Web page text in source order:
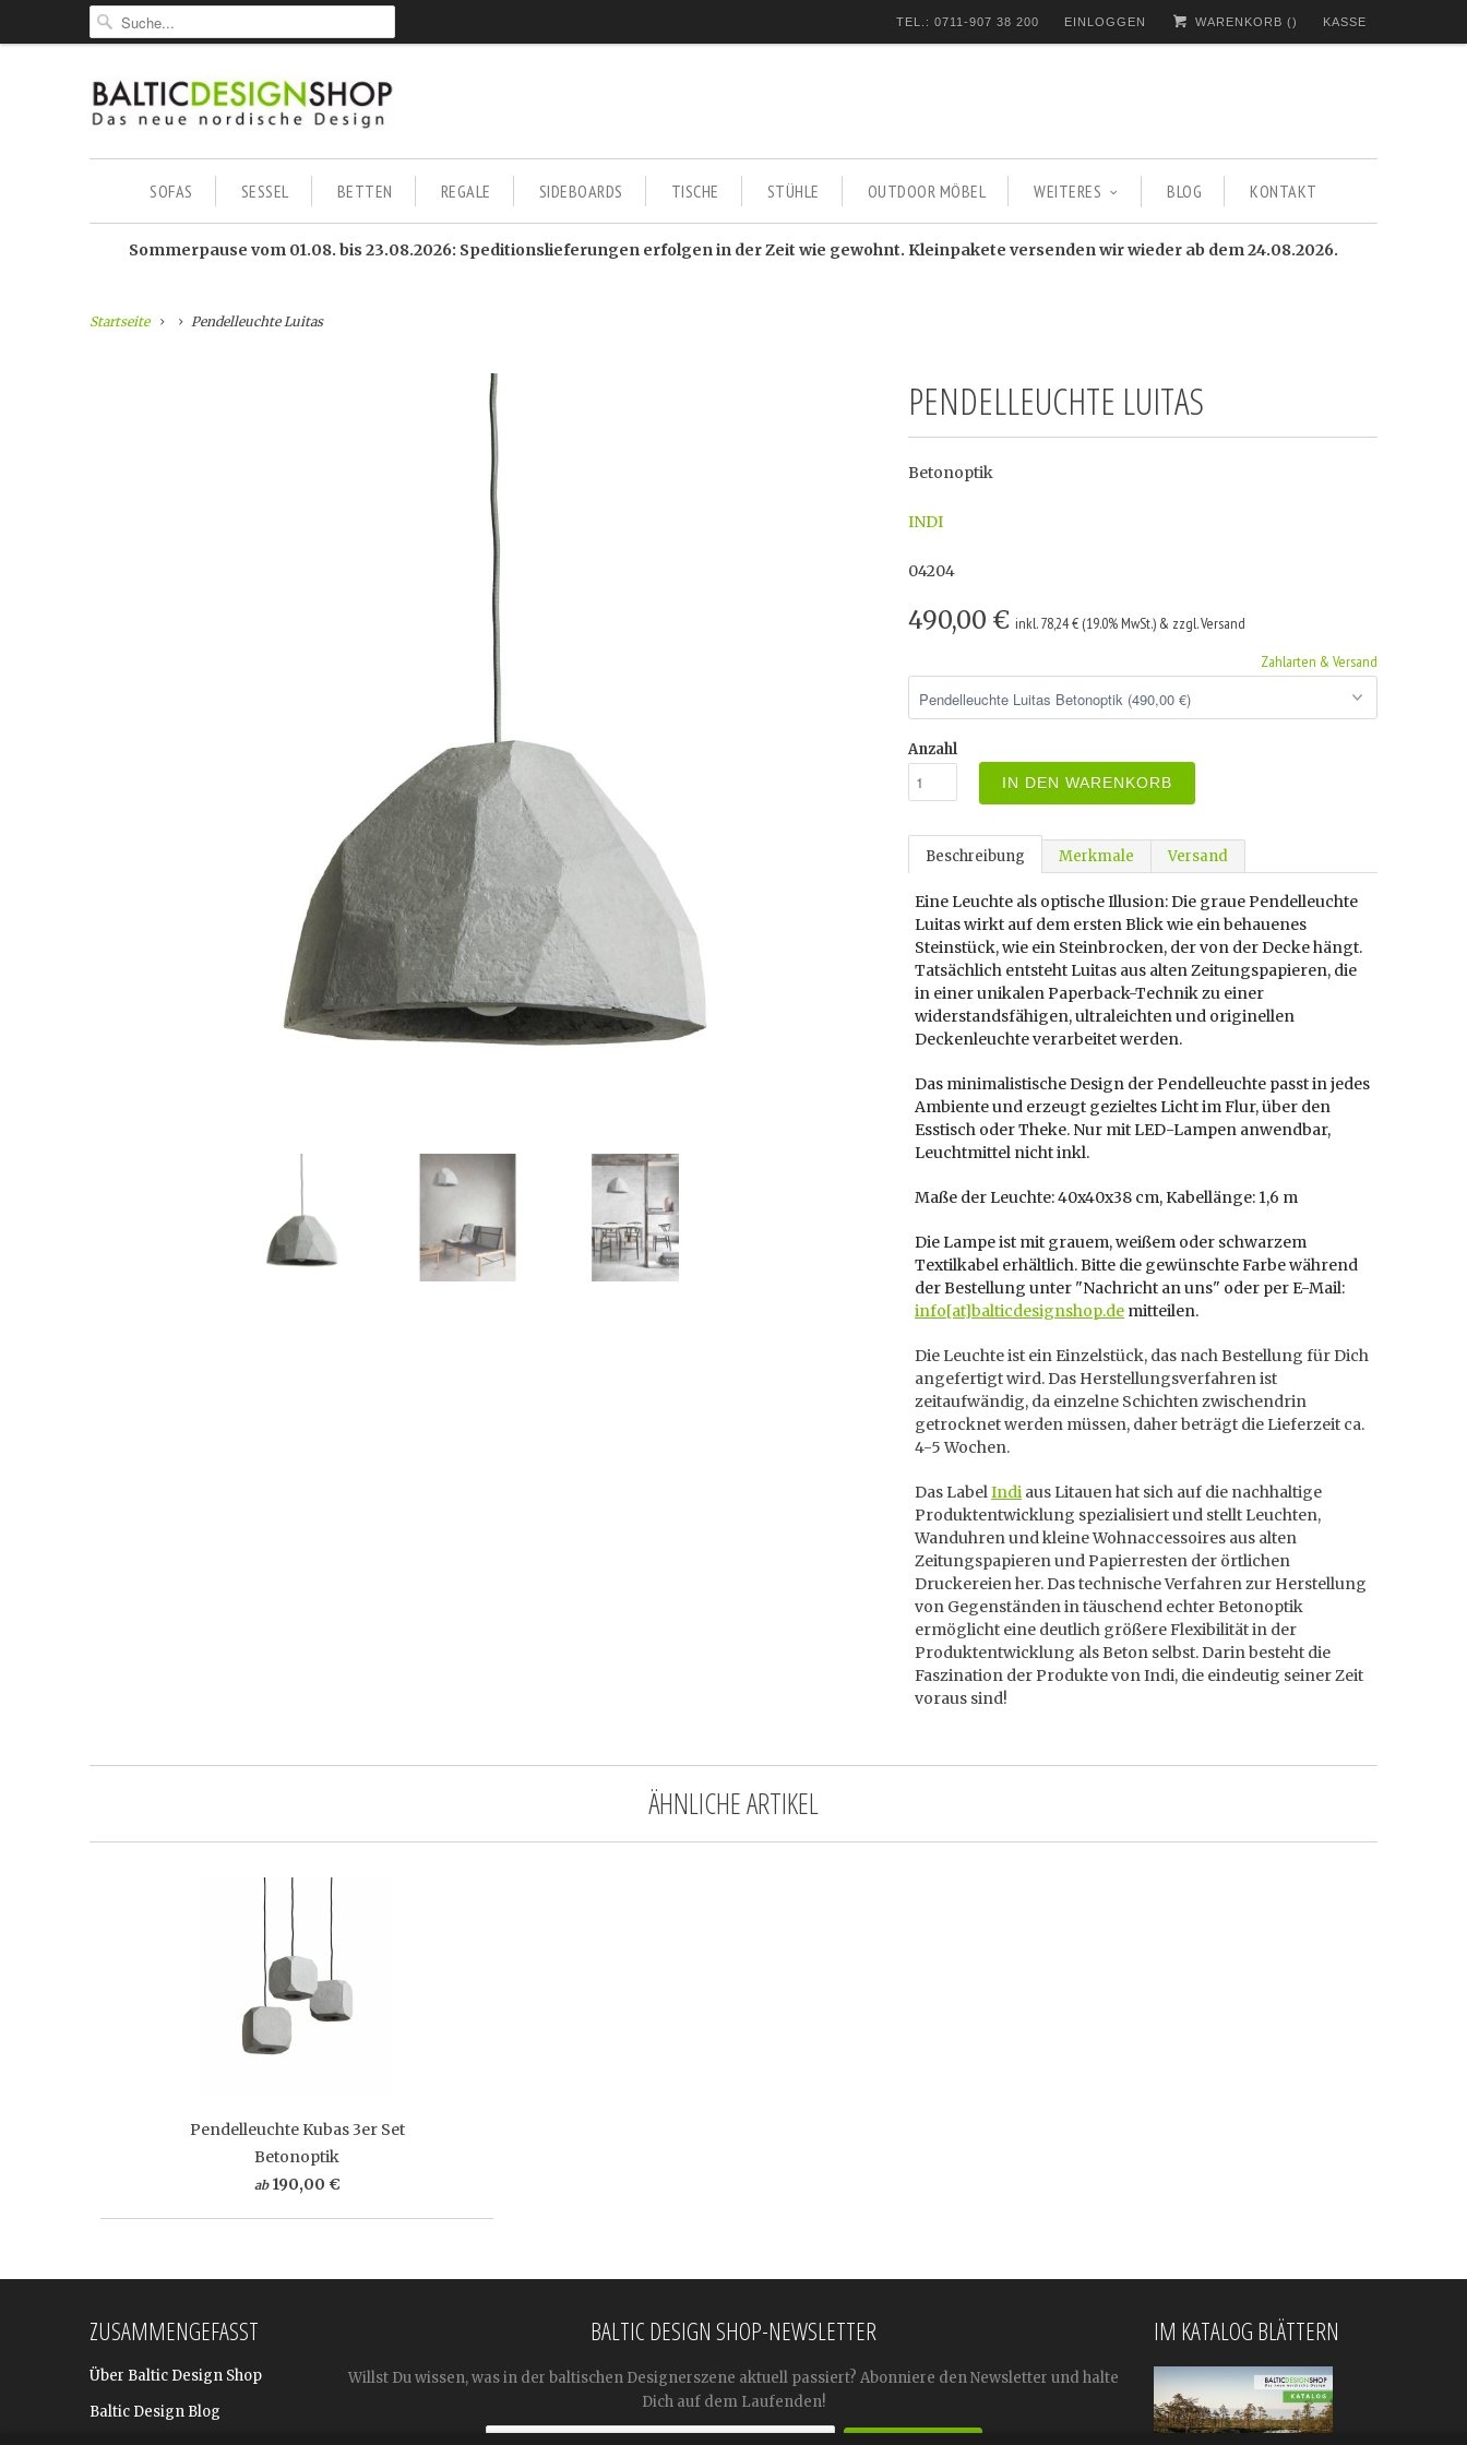
TEL.: 0711-907 38 200 EINLOGGEN WARENKORB () KASSE
SOFAS SESSEL BETTEN REGALE SIDEBOARDS TISCHE STÜHLE OUTDOOR MÖBEL WEITERES BLOG KONTAKT
Sommerpause vom 01.08. bis 23.08.2026: Speditionslieferungen erfolgen in der Zeit wie gewohnt. Kleinpakete versenden wir wieder ab dem 24.08.2026.
Startseite Pendelleuchte Luitas
PENDELLEUCHTE LUITAS
Betonoptik
INDI
04204
490,00 € inkl. 78,24 € (19.0% MwSt.) & zzgl. Versand
Zahlarten & Versand
Anzahl
IN DEN WARENKORB
Beschreibung Merkmale Versand
Eine Leuchte als optische Illusion: Die graue Pendelleuchte
Luitas wirkt auf dem ersten Blick wie ein behauenes
Steinstück, wie ein Steinbrocken, der von der Decke hängt.
Tatsächlich entsteht Luitas aus alten Zeitungspapieren, die
in einer unikalen Paperback-Technik zu einer
widerstandsfähigen, ultraleichten und originellen
Deckenleuchte verarbeitet werden.
Das minimalistische Design der Pendelleuchte passt in jedes
Ambiente und erzeugt gezieltes Licht im Flur, über den
Esstisch oder Theke. Nur mit LED-Lampen anwendbar,
Leuchtmittel nicht inkl.
Maße der Leuchte: 40x40x38 cm, Kabellänge: 1,6 m
Die Lampe ist mit grauem, weißem oder schwarzem
Textilkabel erhältlich. Bitte die gewünschte Farbe während
der Bestellung unter "Nachricht an uns" oder per E-Mail:
info[at]balticdesignshop.de mitteilen.
Die Leuchte ist ein Einzelstück, das nach Bestellung für Dich
angefertigt wird. Das Herstellungsverfahren ist
zeitaufwändig, da einzelne Schichten zwischendrin
getrocknet werden müssen, daher beträgt die Lieferzeit ca.
4-5 Wochen.
Das LabelIndi aus Litauen hat sich auf die nachhaltige
Produktentwicklung spezialisiert und stellt Leuchten,
Wanduhren und kleine Wohnaccessoires aus alten
Zeitungspapieren und Papierresten der örtlichen
Druckereien her. Das technische Verfahren zur Herstellung
von Gegenständen in täuschend echter Betonoptik
ermöglicht eine deutlich größere Flexibilität in der
Produktentwicklung als Beton selbst. Darin besteht die
Faszination der Produkte von Indi, die eindeutig seiner Zeit
voraus sind!
ÄHNLICHE ARTIKEL
Pendelleuchte Kubas 3er Set
Betonoptik
ab 190,00 €
ZUSAMMENGEFASST
Über Baltic Design Shop
Baltic Design Blog
BALTIC DESIGN SHOP-NEWSLETTER
Willst Du wissen, was in der baltischen Designerszene aktuell passiert? Abonniere den Newsletter und halte
Dich auf dem Laufenden!
IM KATALOG BLÄTTERN